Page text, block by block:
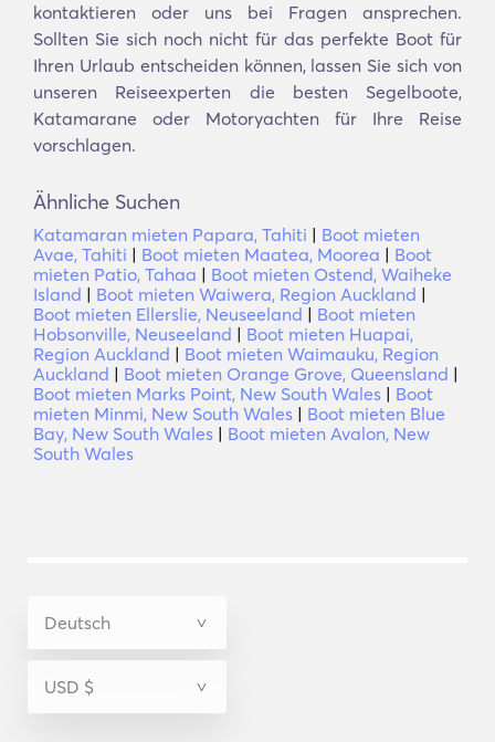
kontaktieren oder uns bei Fragen ansprechen.
Sollten Sie sich noch nicht für das perfekte Boot für
Ihren Urlaub entscheiden können, lassen Sie sich von
unseren Reiseexperten die besten Segelboote,
Katamarane oder Motoryachten für Ihre Reise
vorschlagen.
Ähnliche Suchen
Katamaran mieten Papara, Tahiti | Boot mieten
Avae, Tahiti | Boot mieten Maatea, Moorea | Boot
mieten Patio, Tahaa | Boot mieten Ostend, Waiheke
Island | Boot mieten Waiwera, Region Auckland |
Boot mieten Ellerslie, Neuseeland | Boot mieten
Hobsonville, Neuseeland | Boot mieten Huapai,
Region Auckland | Boot mieten Waimauku, Region
Auckland | Boot mieten Orange Grove, Queensland |
Boot mieten Marks Point, New South Wales | Boot
mieten Minmi, New South Wales | Boot mieten Blue
Bay, New South Wales | Boot mieten Avalon, New
South Wales